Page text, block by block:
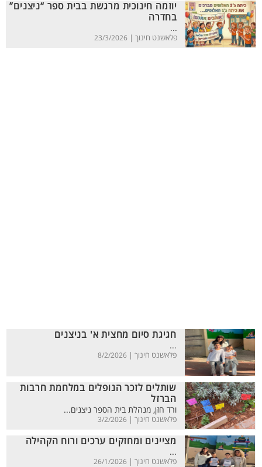
יוזמה חינוכית מרגשת בבית ספר “ניצנים”
בחדרה
...
פלאשנט חינוך | 23/3/2026
חגיגת סיום מחצית א' בניצנים
...
פלאשנט חינוך | 8/2/2026
שותלים לזכר הנופלים במלחמת חרבות
הברזל
ורד חזן, מנהלת בית הספר ניצנים...
פלאשנט חינוך | 3/2/2026
מציינים ומחזקים ערכים ורוח הקהילה
...
פלאשנט חינוך | 26/1/2026